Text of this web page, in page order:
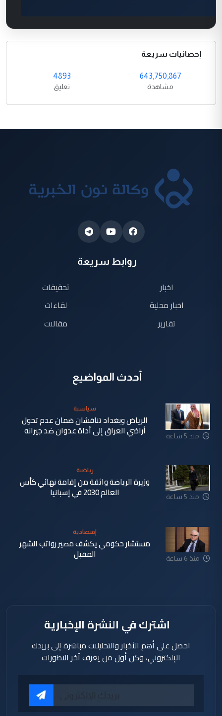
إحصائيات سريعة
643,750,867
مشاهدة
4893
تعليق
روابط سريعة
اخبار
اخبار محلية
تقارير
تحقيقات
لقاءات
مقالات
أحدث المواضيع
منذ 5 ساعة
سياسية
الرياض وبغداد تناقشان ضمان عدم تحول
أراضي العراق إلى أداة عدوان ضد جيرانه
منذ 5 ساعة
رياضية
وزيرة الرياضة واثقة من إقامة نهائي كأس
العالم 2030 في إسبانيا
منذ 6 ساعة
إقتصادية
مستشار حكومي يكشف مصير رواتب الشهر
المقبل
اشترك في النشرة الإخبارية
احصل على أهم الأخبار والتحليلات مباشرة إلى بريدك
الإلكتروني، وكن أول من يعرف آخر التطورات